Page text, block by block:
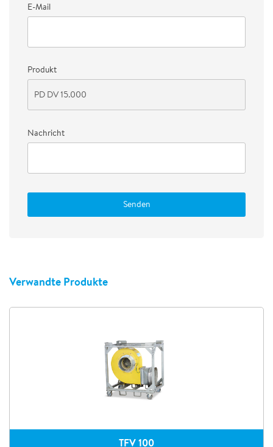
E-Mail
Produkt
Nachricht
Senden
Verwandte Produkte
TFV 100